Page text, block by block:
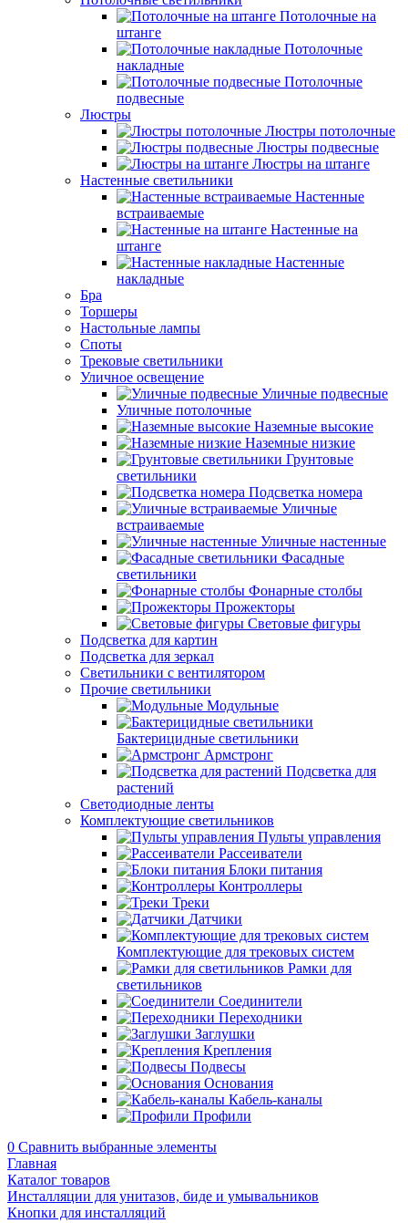
Потолочные на
штанге
Потолочные
накладные
Потолочные
подвесные
Люстры
Люстры потолочные
Люстры подвесные
Люстры на штанге
Настенные светильники
Настенные
встраиваемые
Настенные на
штанге
Настенные
накладные
Бра
Торшеры
Настольные лампы
Споты
Трековые светильники
Уличное освещение
Уличные подвесные
Уличные потолочные
Наземные высокие
Наземные низкие
Грунтовые
светильники
Подсветка номера
Уличные
встраиваемые
Уличные настенные
Фасадные
светильники
Фонарные столбы
Прожекторы
Световые фигуры
Подсветка для картин
Подсветка для зеркал
Светильники с вентилятором
Прочие светильники
Модульные
Бактерицидные светильники
Армстронг
Подсветка для
растений
Светодиодные ленты
Комплектующие светильников
Пульты управления
Рассеиватели
Блоки питания
Контроллеры
Треки
Датчики
Комплектующие для трековых систем
Рамки для
светильников
Соединители
Переходники
Заглушки
Крепления
Подвесы
Основания
Кабель-каналы
Профили
0 Сравнить выбранные элементы
Главная
Каталог товаров
Инсталляции для унитазов, биде и умывальников
Кнопки для инсталляций